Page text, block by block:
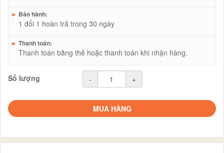
► Bảo hành:
1 đổi 1 hoàn trả trong 30 ngày
► Thanh toán:
Thanh toán bằng thẻ hoặc thanh toán khi nhận hàng.
Số lượng - +
MUA HÀNG